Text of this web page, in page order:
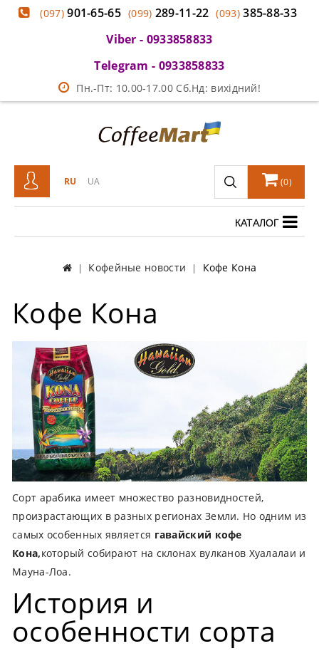
(097)901-65-65 (099) 289-11-22 (093)385-88-33
Viber - 0933858833
Telegram - 0933858833
Пн.-Пт: 10.00-17.00 Сб.Нд: вихідний!
RU UA (0)
КАТАЛОГ
Кофейные новости Кофе Кона
Кофе Кона
Сорт арабика имеет множество разновидностей,
произрастающих в разных регионах Земли. Но одним из
самых особенных является гавайский кофе
Кона,который собирают на склонах вулканов Хуалалаи и
Мауна-Лоа.
История и
особенности сорта